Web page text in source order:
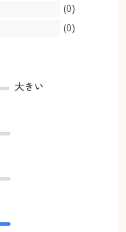
(0)
(0)
大きい